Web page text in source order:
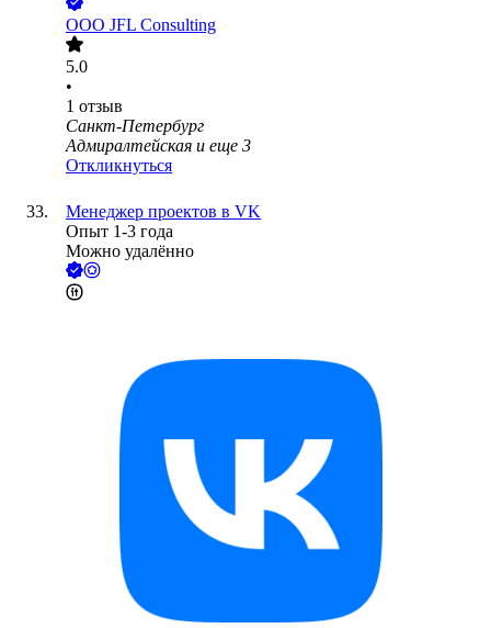
ООО JFL Consulting
5.0
•
1 отзыв
Санкт-Петербург
Адмиралтейская и еще 3
Откликнуться
Менеджер проектов в VK
Опыт 1-3 года
Можно удалённо